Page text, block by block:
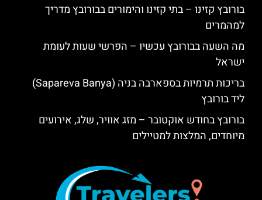
בורובץ קזינו – בתי קזינו והימורים בבורובץ מדריך
למהמרים
מה השעה בבורובץ עכשיו – הפרשי שעות לעומת
ישראל
בריכות תרמיות בספארבה בניה (Sapareva Banya)
ליד בורובץ
בורובץ בחודש אוקטובר – מזג אוויר, שלג, אירועים
מיוחדים, המלצות למטיילים